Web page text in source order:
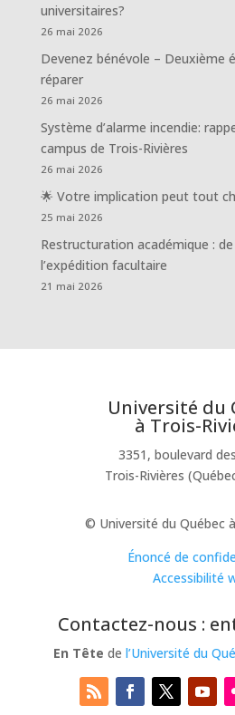
universitaires?
26 mai 2026
Devenez bénévole – Deuxième
réparer
26 mai 2026
Système d’alarme incendie:
campus de Trois-Rivières
26 mai 2026
🌟 Votre implication peut tout
25 mai 2026
Restructuration académique : de
l’expédition facultaire
21 mai 2026
Université du
à Trois-
3351, boulevard
Trois-Rivières
© Université du Québec
Énoncé de
Accessibilité
Contactez-nous :
En Tête del’Université du